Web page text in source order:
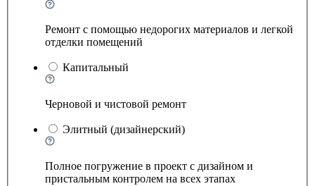
Ремонт с помощью недорогих материалов и легкой
отделки помещений
Капитальный
Черновой и чистовой ремонт
Элитный (дизайнерский)
Полное погружение в проект с дизайном и
пристальным контролем на всех этапах